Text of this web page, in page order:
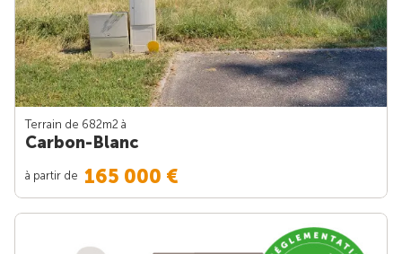
Terrain de 682m2 à
Carbon-Blanc
à partir de 165 000 €